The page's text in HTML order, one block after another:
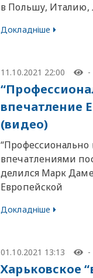
в Польшу, Италию,
Докладніше
11.10.2021 22:00 -
впечатление
(видео)
впечатлениями
делился Марк
Европейской
Докладніше
01.10.2021 13:13 -
Харьковское